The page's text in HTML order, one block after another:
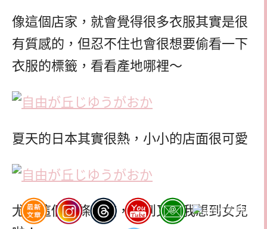
像這個店家，就會覺得很多衣服其實是很
有質感的，但忍不住也會很想要偷看一下
衣服的標籤，看看產地哪裡～
夏天的日本其實很熱，小小的店面很可愛
尤其這個線條女孩，看到又讓我想到女兒